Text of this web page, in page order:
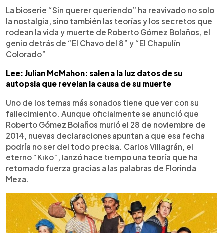
Escuchar artículo
La bioserie “Sin querer queriendo” ha reavivado no solo
la nostalgia, sino también las teorías y los secretos que
rodean la vida y muerte de Roberto Gómez Bolaños, el
genio detrás de “El Chavo del 8” y “El Chapulín
Colorado”
Lee: Julian McMahon: salen a la luz datos de su
autopsia que revelan la causa de su muerte
Uno de los temas más sonados tiene que ver con su
fallecimiento. Aunque oficialmente se anunció que
Roberto Gómez Bolaños murió el 28 de noviembre de
2014, nuevas declaraciones apuntan a que esa fecha
podría no ser del todo precisa. Carlos Villagrán, el
eterno “Kiko”, lanzó hace tiempo una teoría que ha
retomado fuerza gracias a las palabras de Florinda
Meza.